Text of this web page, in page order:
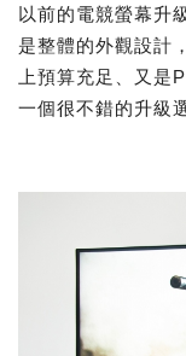
以前的電競螢幕升
是整體的外觀設計
上預算充足、又
一個很不錯的升級